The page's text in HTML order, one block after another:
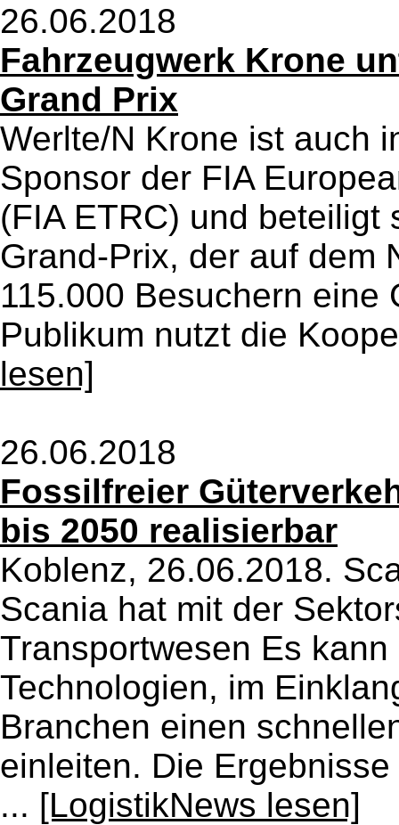
26.06.2018
Fahrzeugwerk Krone
Grand Prix
Werlte/N Krone ist auch
Sponsor der FIA
(FIA ETRC) und beteiligt
Grand-Prix, der auf dem
115.000 Besuchern eine
Publikum nutzt die
lesen]
26.06.2018
Fossilfreier
bis 2050 realisierbar
Koblenz, 26.06.2018.
Scania hat mit der
Transportwesen Es
Technologien, im
Branchen einen
einleiten. Die
... [LogistikNews lesen]